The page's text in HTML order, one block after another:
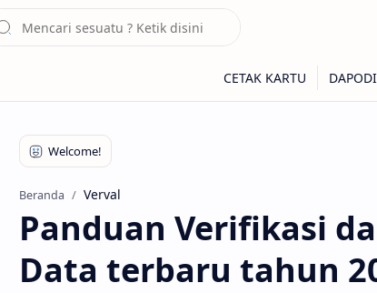
Beranda Verval
Panduan Verifikasi
Data terbaru tahun